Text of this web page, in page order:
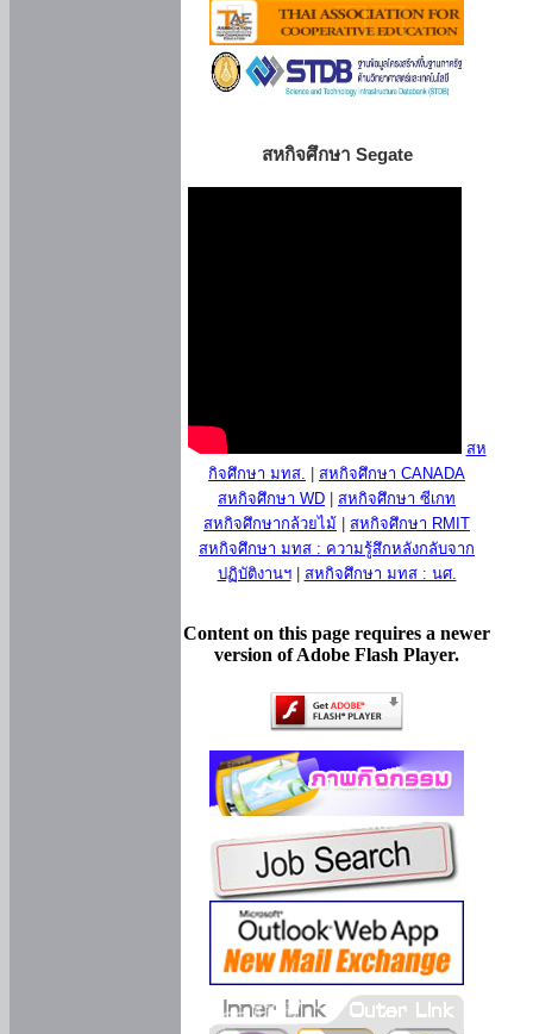
สหกิจศึกษา Segate
สห
กิจศึกษา มทส.
สหกิจศึกษา CANADA
สหกิจศึกษา WD
สหกิจศึกษา ซีเกท
สหกิจศึกษากล้วยไม้
สหกิจศึกษา RMIT
สหกิจศึกษา มทส : ความรู้สึกหลังกลับจาก
ปฏิบัติงานฯ| สหกิจศึกษา มทส : นศ.
Content on this page requires a newer
version of Adobe Flash Player.